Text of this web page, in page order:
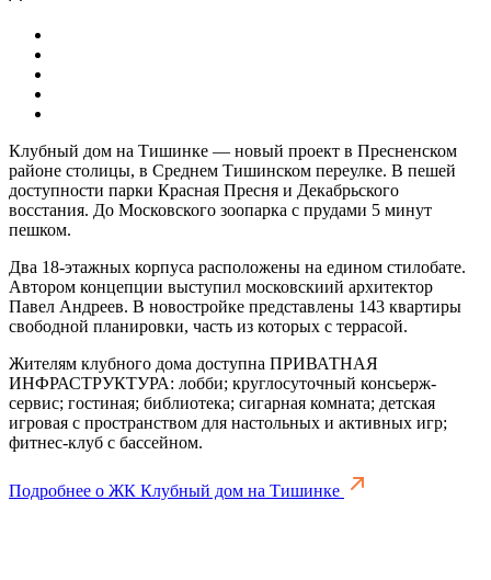
Клубный дом на Тишинке — новый проект в Пресненском
районе столицы, в Среднем Тишинском переулке. В пешей
доступности парки Красная Пресня и Декабрьского
восстания. До Московского зоопарка с прудами 5 минут
пешком.
Два 18-этажных корпуса расположены на едином стилобате.
Автором концепции выступил московскиий архитектор
Павел Андреев. В новостройке представлены 143 квартиры
свободной планировки, часть из которых с террасой.
Жителям клубного дома доступна ПРИВАТНАЯ
ИНФРАСТРУКТУРА: лобби; круглосуточный консьерж-
сервис; гостиная; библиотека; сигарная комната; детская
игровая с пространством для настольных и активных игр;
фитнес-клуб с бассейном.
Подробнее о ЖК Клубный дом на Тишинке